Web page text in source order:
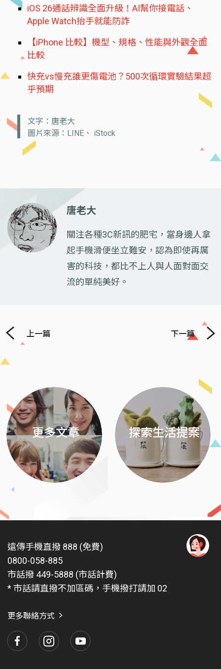
iOS 26通話辨識全面升級！AI幫你接電話、
Apple Watch抬手就能防詐
【iPhone 比較】機型、規格、性能與外觀全面
比較
快充vs慢充誰更傷電池？500次循環實驗結果超
乎預期
文字：唐老大
圖片來源：LINE、 iStock
唐老大
關注各種3C新訊的肥宅，當身邊人拿
起手機滑便坐立難安，認為即使再厲
害的科技，都比不上人與人面對面交
流的單純美好。
上一篇 下一篇
更多文章 探索生活提案
遠傳手機直撥 888 (免費)
0800-058-885
市話撥 449-5888 (市話計費)
* 市話請直撥不加區碼，手機撥打請加 02
更多聯絡方式